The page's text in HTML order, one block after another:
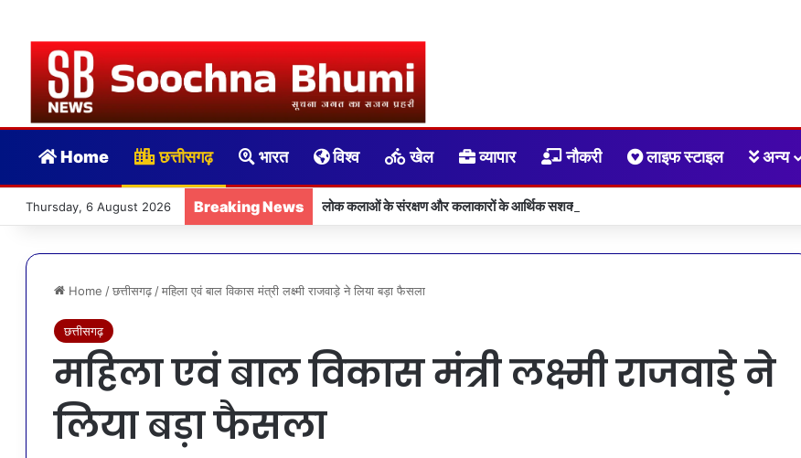
Home छत्तीसगढ़ भारत विश्व खेल व्यापार नौकरी लाइफ स्टाइल अन्य
Thursday, 6 August 2026 Breaking News लोक कलाओं के संरक्षण और कलाकारों के आर्थिक सशक्तीकरण की दिशा में संस्कृति विभाग की महत्वपूर्ण पहल
Home / छत्तीसगढ़ / महिला एवं बाल विकास मंत्री लक्ष्मी राजवाड़े ने लिया बड़ा फैसला
छत्तीसगढ़
महिला एवं बाल विकास मंत्री लक्ष्मी राजवाड़े ने
लिया बड़ा फैसला